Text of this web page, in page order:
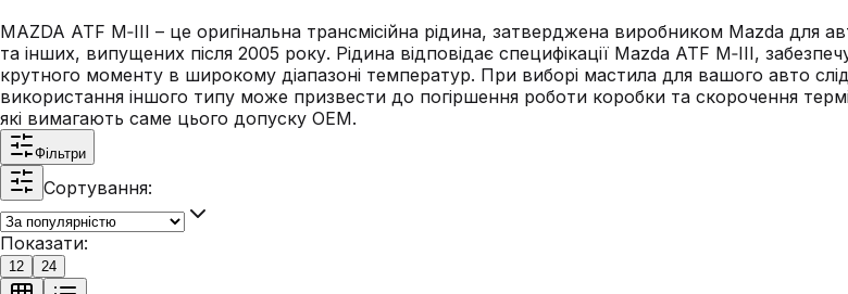
MAZDA ATF M‑III – це оригінальна трансмісійна рідина, затверджена виробником Mazda для
та інших, випущених після 2005 року. Рідина відповідає специфікації Mazda ATF M‑III,
крутного моменту в широкому діапазоні температур. При виборі мастила для вашого авто
використання іншого типу може призвести до погіршення роботи коробки та скорочення
які вимагають саме цього допуску OEM.
Фільтри
Сортування:
Показати:
12 24